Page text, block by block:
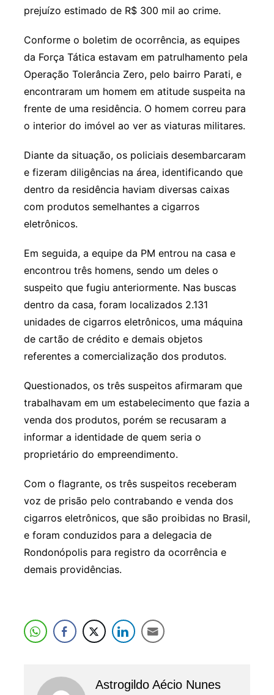
prejuízo estimado de R$ 300 mil ao crime.
Conforme o boletim de ocorrência, as equipes
da Força Tática estavam em patrulhamento pela
Operação Tolerância Zero, pelo bairro Parati, e
encontraram um homem em atitude suspeita na
frente de uma residência. O homem correu para
o interior do imóvel ao ver as viaturas militares.
Diante da situação, os policiais desembarcaram
e fizeram diligências na área, identificando que
dentro da residência haviam diversas caixas
com produtos semelhantes a cigarros
eletrônicos.
Em seguida, a equipe da PM entrou na casa e
encontrou três homens, sendo um deles o
suspeito que fugiu anteriormente. Nas buscas
dentro da casa, foram localizados 2.131
unidades de cigarros eletrônicos, uma máquina
de cartão de crédito e demais objetos
referentes a comercialização dos produtos.
Questionados, os três suspeitos afirmaram que
trabalhavam em um estabelecimento que fazia a
venda dos produtos, porém se recusaram a
informar a identidade de quem seria o
proprietário do empreendimento.
Com o flagrante, os três suspeitos receberam
voz de prisão pelo contrabando e venda dos
cigarros eletrônicos, que são proibidas no Brasil,
e foram conduzidos para a delegacia de
Rondonópolis para registro da ocorrência e
demais providências.
Astrogildo Aécio Nunes